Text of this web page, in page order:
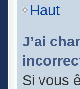
Haut
J’ai
Si vous